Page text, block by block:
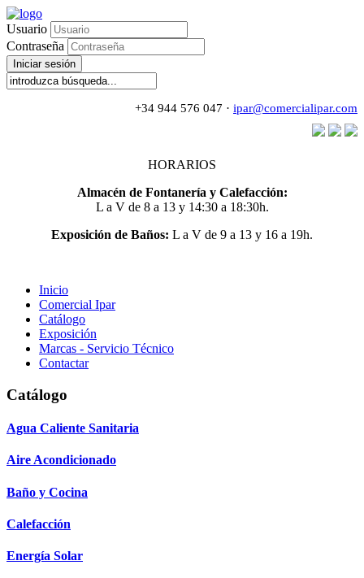
Usuario
Contraseña
Iniciar sesión
+34 944 576 047 · ipar@comercialipar.com
HORARIOS
Almacén de Fontanería y Calefacción:
L a V de 8 a 13 y 14:30 a 18:30h.
Exposición de Baños: L a V de 9 a 13 y 16 a 19h.
Inicio
Comercial Ipar
Catálogo
Exposición
Marcas - Servicio Técnico
Contactar
Catálogo
Agua Caliente Sanitaria
Aire Acondicionado
Baño y Cocina
Calefacción
Energía Solar